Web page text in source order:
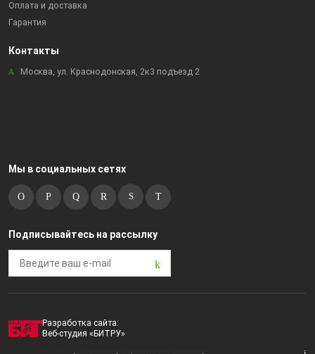
Оплата и доставка
Гарантия
Контакты
Москва, ул. Краснодонская, 2к3 подъезд 2
Мы в социальных сетях
Подписывайтесь на рассылку
Разработка сайта:
Веб-студия «БИТРУ»